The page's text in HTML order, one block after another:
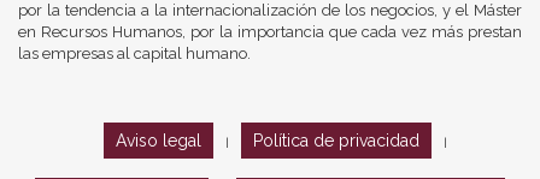
por la tendencia a la internacionalización de los negocios, y el Máster
en Recursos Humanos, por la importancia que cada vez más prestan
las empresas al capital humano.
Aviso legal Política de privacidad